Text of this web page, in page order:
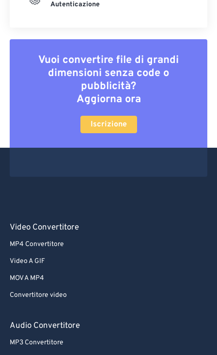
Autenticazione
Vuoi convertire file di grandi
dimensioni senza code o
pubblicità?
Aggiorna ora
Iscrizione
Video Convertitore
MP4 Convertitore
Video A GIF
MOV A MP4
Convertitore video
Audio Convertitore
MP3 Convertitore